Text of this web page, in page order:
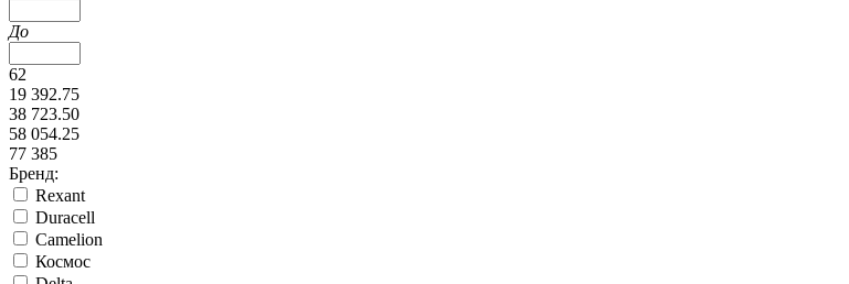
До
62
19 392.75
38 723.50
58 054.25
77 385
Бренд:
Rexant
Duracell
Camelion
Космос